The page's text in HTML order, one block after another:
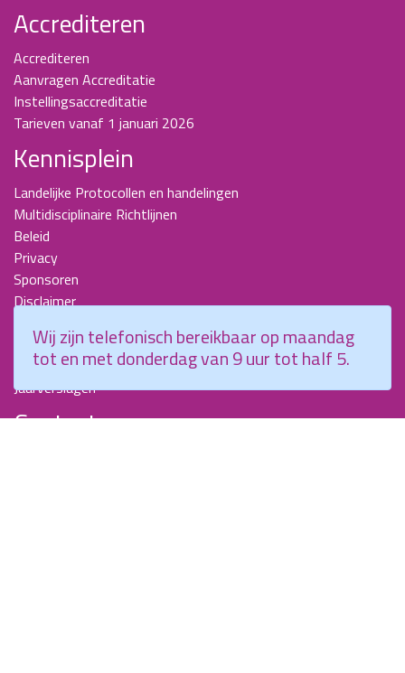
Accrediteren
Accrediteren
Aanvragen Accreditatie
Instellingsaccreditatie
Tarieven vanaf 1 januari 2026
Kennisplein
Landelijke Protocollen en handelingen
Multidisciplinaire Richtlijnen
Beleid
Privacy
Sponsoren
Disclaimer
Nieuwsbrieven
KCKZ-specials
Jaarverslagen
Contact
Wij zijn telefonisch bereikbaar op maandag
tot en met donderdag van 9 uur tot half 5.